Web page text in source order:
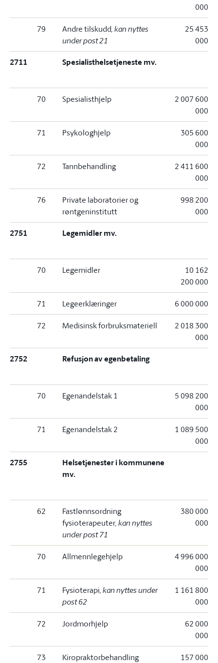
000
79 Andre tilskudd, kan nyttes
under post 21
25 453
000
2711 Spesialisthelsetjeneste mv.
70 Spesialisthjelp
2 007 600
000
71 Psykologhjelp
305 600
000
72 Tannbehandling
2 411 600
000
76
Private laboratorier og
røntgeninstitutt
998 200
000
2751 Legemidler mv.
70 Legemidler
10 162
200 000
71 Legeerklæringer 6 000 000
72 Medisinsk forbruksmateriell
2 018 300
000
2752 Refusjon av egenbetaling
70 Egenandelstak 1
5 098 200
000
71 Egenandelstak 2
1 089 500
000
2755
Helsetjenester i kommunene
mv.
62
Fastlønnsordning
fysioterapeuter, kan nyttes
under post 71
380 000
000
70 Allmennlegehjelp
4 996 000
000
71 Fysioterapi, kan nyttes under
post 62
1 161 800
000
72 Jordmorhjelp
62 000
000
73 Kiropraktorbehandling
157 000